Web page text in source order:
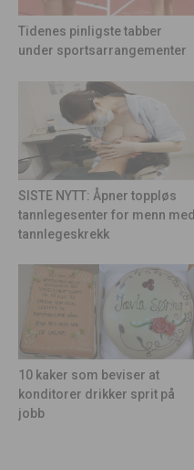
Tidenes pinligste tabber
under sportsarrangementer
SISTE NYTT: Åpner toppløs
tannlegesenter for menn med
tannlegeskrekk
10 kaker som beviser at
konditorer drikker sprit på
jobb